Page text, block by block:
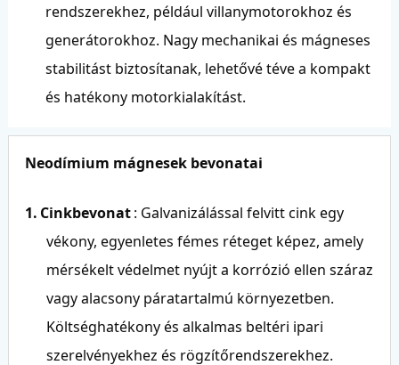
rendszerekhez, például villanymotorokhoz és
generátorokhoz. Nagy mechanikai és mágneses
stabilitást biztosítanak, lehetővé téve a kompakt
és hatékony motorkialakítást.
Neodímium mágnesek bevonatai
1. Cinkbevonat: Galvanizálással felvitt cink egy
vékony, egyenletes fémes réteget képez, amely
mérsékelt védelmet nyújt a korrózió ellen száraz
vagy alacsony páratartalmú környezetben.
Költséghatékony és alkalmas beltéri ipari
szerelvényekhez és rögzítőrendszerekhez.